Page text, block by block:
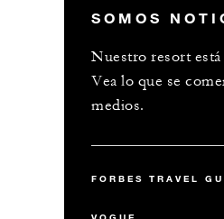
SOMOS
Nuestro resort está
Vea lo que se
medios.
FORBES TRAVEL